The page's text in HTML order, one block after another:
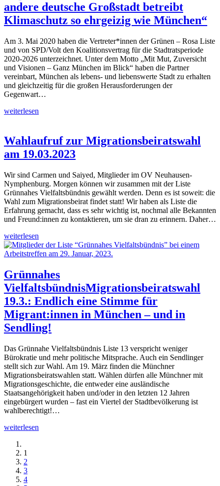
andere deutsche Großstadt betreibt
Klimaschutz so ehrgeizig wie München“
Am 3. Mai 2020 haben die Vertreter*innen der Grünen – Rosa Liste
und von SPD/Volt den Koalitionsvertrag für die Stadtratsperiode
2020-2026 unterzeichnet. Unter dem Motto „Mit Mut, Zuversicht
und Visionen – Ganz München im Blick“ haben die Partner
vereinbart, München als lebens- und liebenswerte Stadt zu erhalten
und gleichzeitig für die großen Herausforderungen der
Gegenwart…
weiterlesen
Wahlaufruf zur Migrationsbeiratswahl
am 19.03.2023
Wir sind Carmen und Saiyed, Mitglieder im OV Neuhausen-
Nymphenburg. Morgen können wir zusammen mit der Liste
Grünnahes Vielfaltsbündnis gewählt werden. Denn es ist soweit: die
Wahl zum Migrationsbeirat findet statt! Wir haben als Liste die
Erfahrung gemacht, dass es sehr wichtig ist, nochmal alle Bekannten
und Freund:innen zu kontaktieren, um sie dran zu erinnern. Daher…
weiterlesen
Grünnahes
VielfaltsbündnisMigrationsbeiratswahl
19.3.: Endlich eine Stimme für
Migrant:innen in München – und in
Sendling!
Das Grünnahe Vielfaltsbündnis Liste 13 verspricht weniger
Bürokratie und mehr politische Mitsprache. Auch ein Sendlinger
stellt sich zur Wahl. Am 19. März finden die Münchner
Migrationsbeiratswahlen statt. Wählen dürfen alle Münchner mit
Migrationsgeschichte, die entweder eine ausländische
Staatsangehörigkeit haben und/oder in den letzten 12 Jahren
eingebürgert wurden – fast ein Viertel der Stadtbevölkerung ist
wahlberechtigt!…
weiterlesen
1
2
3
4